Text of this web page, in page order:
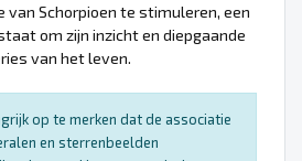
van Schorpioen te stimuleren, een
om zijn inzicht en diepgaande
van het leven.
op te merken dat de associatie
en sterrenbeelden